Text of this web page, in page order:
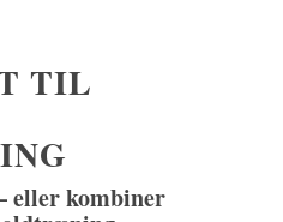
TIL
eller kombiner